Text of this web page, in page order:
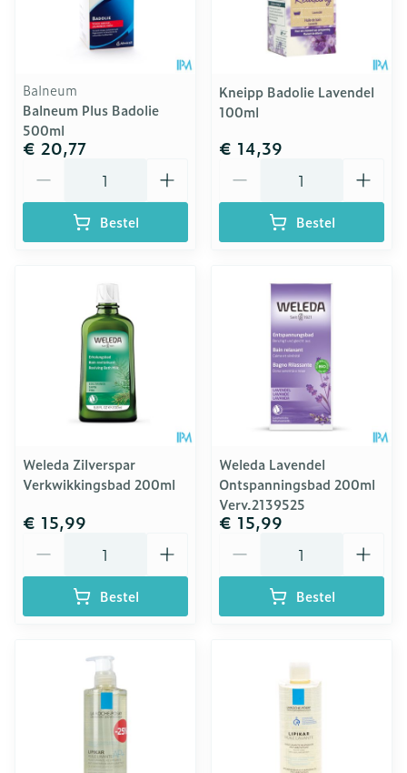
Balneum
Balneum Plus Badolie
500ml
€ 20,77
Bestel
Kneipp Badolie Lavendel
100ml
€ 14,39
Bestel
Weleda Zilverspar
Verkwikkingsbad 200ml
€ 15,99
Bestel
Weleda Lavendel
Ontspanningsbad 200ml
Verv.2139525
€ 15,99
Bestel